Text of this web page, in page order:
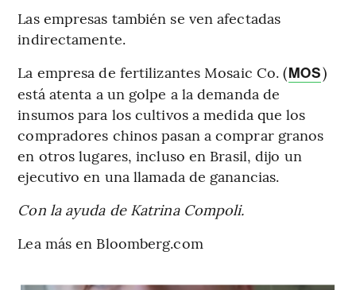
Las empresas también se ven afectadas
indirectamente.
La empresa de fertilizantes Mosaic Co. (MOS)
está atenta a un golpe a la demanda de
insumos para los cultivos a medida que los
compradores chinos pasan a comprar granos
en otros lugares, incluso en Brasil, dijo un
ejecutivo en una llamada de ganancias.
Con la ayuda de Katrina Compoli.
Lea más en Bloomberg.com